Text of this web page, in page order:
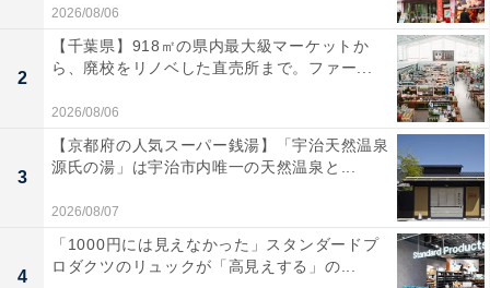
2026/08/06
2
【千葉県】918㎡の県内最大級マーケットか
ら、廃校をリノベした直売所まで。ファー...
2026/08/06
3
【京都府の人気スーパー銭湯】「宇治天然温泉
源氏の湯」は宇治市内唯一の天然温泉と...
2026/08/07
4
「1000円には見えなかった」スタンダードプ
ロダクツのリュックが「高見えする」の...